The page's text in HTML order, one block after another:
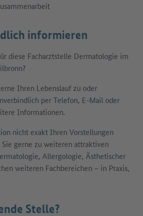
informieren
diese Facharztstelle Dermatologie im
Ihren Lebenslauf zu oder
per Telefon, E-Mail oder
Informationen.
nicht exakt Ihren Vorstellungen
gerne zu weiteren attraktiven
Allergologie, Ästhetischer
weiteren Fachbereichen – in Praxis,
Stelle?